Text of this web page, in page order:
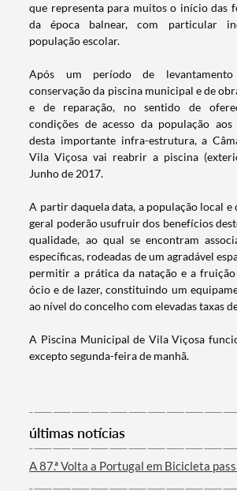
Termo de Pesquisa
Categorias gerais
que representa para muitos o início das
da época balnear, com particular
população escolar.
Após um período de
conservação da piscina municipal e de
e de reparação, no sentido de
condições de acesso da população aos
desta importante infra-estrutura, a
Vila Viçosa vai reabrir a piscina
Junho de 2017.
A partir daquela data, a população local e
geral poderão usufruir dos benefícios
qualidade, ao qual se encontram
específicas, rodeadas de um agradável
permitir a prática da natação e a
ócio e de lazer, constituindo um
ao nível do concelho com elevadas taxas
A Piscina Municipal de Vila Viçosa
excepto segunda-feira de manhã.
últimas notícias
A 87.ª Volta a Portugal em Bicicleta